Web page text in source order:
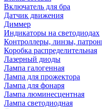
Включатель для бра
Датчик движения
Диммер
Индикаторы на светодиодах
Контроллеры, линзы,
Коробка распределительная
Лазерный диоды
Лампа галогенная
Лампа для прожектора
Лампа для фонаря
Лампа люминесцентная
Лампа светодиодная